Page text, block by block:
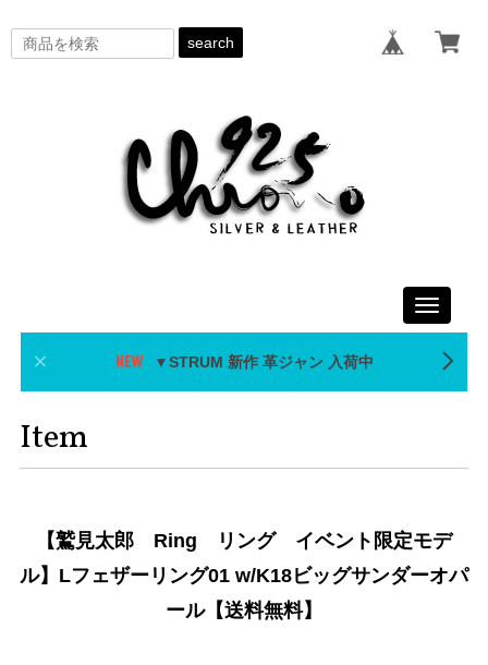
search
Toggle
▼STRUM 新作 革ジャン 入荷中
Item
【鷲見太郎 Ring リング イベント限定モデ
ル】Lフェザーリング01 w/K18ビッグサンダーオパ
ール【送料無料】